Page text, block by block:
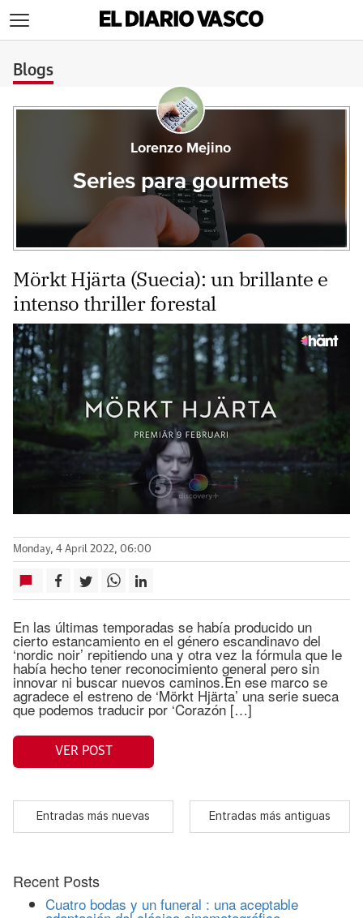
Blogs
Lorenzo Mejino
Series para gourmets
Mörkt Hjärta (Suecia): un brillante e
intenso thriller forestal
Monday, 4 April 2022, 06:00
En las últimas temporadas se había producido un
cierto estancamiento en el género escandinavo del
‘nordic noir’ repitiendo una y otra vez la fórmula que le
había hecho tener reconocimiento general pero sin
innovar ni buscar nuevos caminos.En ese marco se
agradece el estreno de ‘Mörkt Hjärta’ una serie sueca
que podemos traducir por ‘Corazón […]
VER POST
Entradas más nuevas Entradas más antiguas
Recent Posts
Cuatro bodas y un funeral : una aceptable